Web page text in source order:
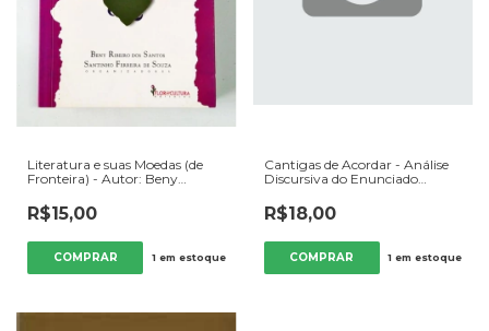
Literatura e suas Moedas (de
Fronteira) - Autor: Beny
Ferreira de Souza (orgs) (2008)
[usado]
R$15,00
1em estoque
Cantigas de Acordar - Análise
Discursiva do Enunciado
Autor: Micheline Mattedi
Tomazi Tardin (2008) [usado]
R$18,00
1 em estoque